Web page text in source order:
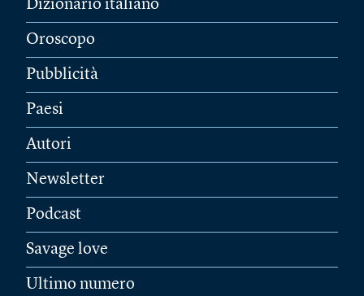
Dizionario italiano
Oroscopo
Pubblicità
Paesi
Autori
Newsletter
Podcast
Savage love
Ultimo numero